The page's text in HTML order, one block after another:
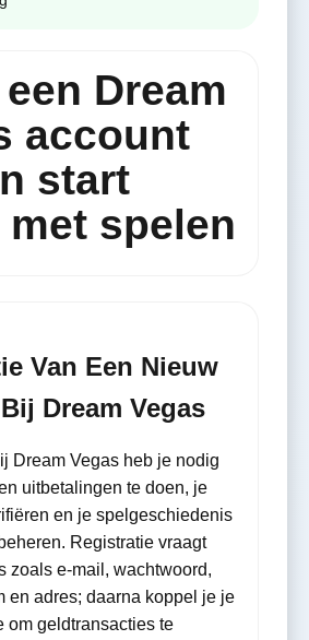
Dream
account
start
spelen
Van Een Nieuw
Dream Vegas
Dream Vegas heb je nodig
uitbetalingen te doen, je
en je spelgeschiedenis
Registratie vraagt
zoals e-mail, wachtwoord,
en adres; daarna koppel je je
om geldtransacties te